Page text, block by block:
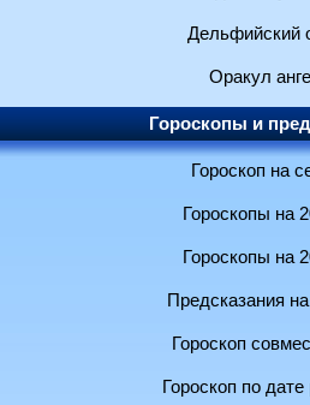
Дельфийский
Оракул
Гороскопы и
Гороскоп на
Гороскопы на
Гороскопы на
Предсказания
Гороскоп
Гороскоп по